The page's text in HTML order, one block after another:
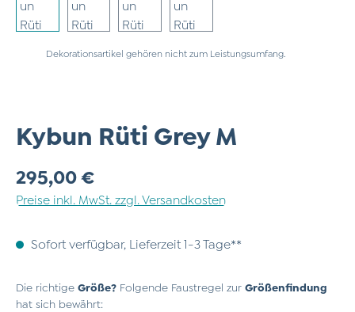
Dekorationsartikel gehören nicht zum Leistungsumfang.
Kybun Rüti Grey M
Regulärer Preis:
295,00 €
Preise inkl. MwSt. zzgl. Versandkosten
Sofort verfügbar, Lieferzeit 1-3 Tage**
Die richtige Größe? Folgende Faustregel zur Größenfindung
hat sich bewährt: